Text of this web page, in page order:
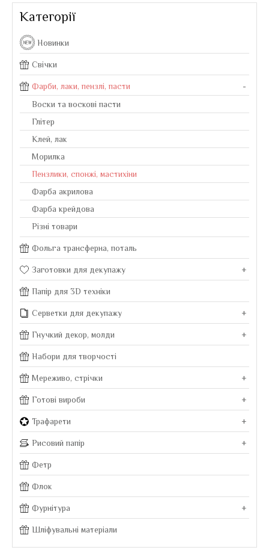
Категорії
Новинки
Свічки
Фарби, лаки, пензлі, пасти
-
Воски та воскові пасти
Глітер
Клей, лак
Морилка
Пензлики, спонжі, мастихіни
Фарба акрилова
Фарба крейдова
Різні товари
Фольга трансферна, поталь
Заготовки для декупажу +
Папір для 3D техніки
Серветки для декупажу +
Гнучкий декор, молди +
Набори для творчості
Мереживо, стрічки +
Готові вироби +
Трафарети +
Рисовий папір +
Фетр
Флок
Фурнітура +
Шліфувальні матеріали